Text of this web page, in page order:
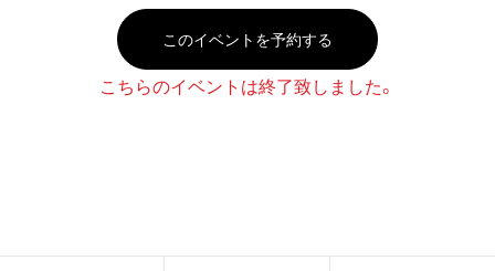
このイベントを予約する
こちらのイベントは終了致しました。